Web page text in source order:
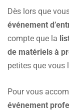
Dès lors que
événement
compte que la
de matériels à
petites que vous
Pour vous
événement